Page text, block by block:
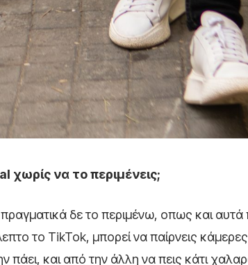
χωρίς να το περιμένεις;
δε το περιμένω, οπως και
το TikTok, μπορεί να παίρνεις
πάει, και από την άλλη να πεις κάτι